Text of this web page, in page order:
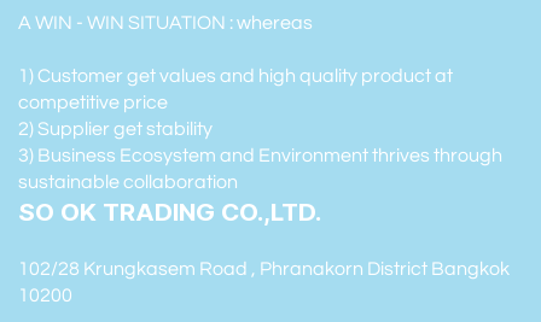
A WIN - WIN SITUATION : whereas
1) Customer get values and high quality product at
competitive price
2) Supplier get stability
3) Business Ecosystem and Environment thrives through
sustainable collaboration
SO OK TRADING CO.,LTD.
102/28 Krungkasem Road , Phranakorn District Bangkok
10200